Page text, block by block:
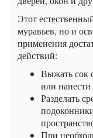
Этот
муравьев, но и
применения
действий:
Выжать сок
или
Разделать
При